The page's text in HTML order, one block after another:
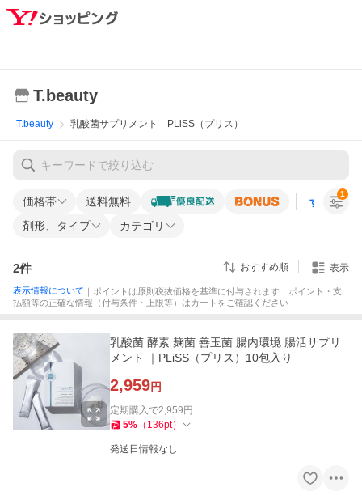
T.beauty
T.beauty 乳酸菌サプリメント PLiSS（プリス）
価格帯 送料無料 すべての条
剤形、タイプ カテゴリ
1
2件 おすすめ順 表示
表示情報について ｜ポイントは原則税抜価格を基準に付与されます｜ポイント・支
払額等の正確な情報（付与条件・上限等）はカートをご確認ください
乳酸菌 酵素 麹菌 善玉菌 腸内環境 腸活サプリ
メント ｜PLiSS（プリス）10包入り
2,959円
定期購入で2,959 円
5% （ 136pt）
発送日情報なし